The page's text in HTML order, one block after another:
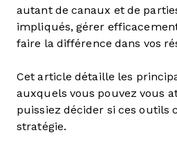
autant de canaux et de
impliqués, gérer
faire la différence dans vos
Cet article détaille les
auxquels vous pouvez vous
puissiez décider si ces outils
stratégie.